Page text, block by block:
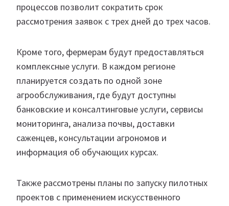
процессов позволит сократить срок
рассмотрения заявок с трех дней до трех часов.
Кроме того, фермерам будут предоставляться
комплексные услуги. В каждом регионе
планируется создать по одной зоне
агрообслуживания, где будут доступны
банковские и консалтинговые услуги, сервисы
мониторинга, анализа почвы, доставки
саженцев, консультации агрономов и
информация об обучающих курсах.
Также рассмотрены планы по запуску пилотных
проектов с применением искусственного